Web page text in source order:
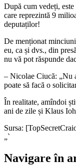
După cum vedeți,
care reprezintă 9
deputaților!
De menționat
eu, ca și dvs., din
nu vă pot răspunde
– Nicolae Ciucă: „Nu
poate să facă o
În realitate, amîndoi
ani de zile și Klaus
Sursa:
„`
Navigare în